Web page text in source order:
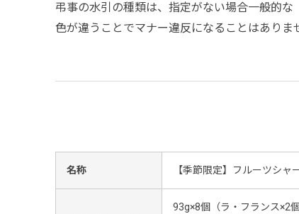
弔事の水引の種類は、指定がない場合一般的な
色が違うことでマナー違反になることはありま
名称 【季節限定】フルーツシャ
93g×8個（ラ・フランス×2